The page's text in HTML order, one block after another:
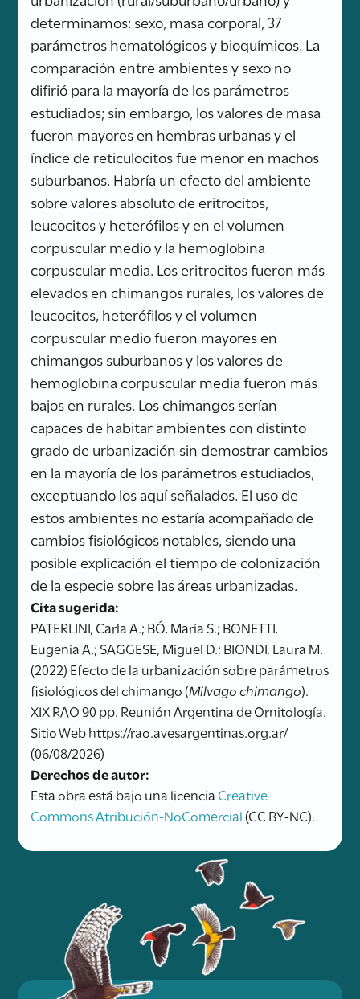
determinamos: sexo, masa corporal, 37
parámetros hematológicos y bioquímicos. La
comparación entre ambientes y sexo no
difirió para la mayoría de los parámetros
estudiados; sin embargo, los valores de masa
fueron mayores en hembras urbanas y el
índice de reticulocitos fue menor en machos
suburbanos. Habría un efecto del ambiente
sobre valores absoluto de eritrocitos,
leucocitos y heterófilos y en el volumen
corpuscular medio y la hemoglobina
corpuscular media. Los eritrocitos fueron más
elevados en chimangos rurales, los valores de
leucocitos, heterófilos y el volumen
corpuscular medio fueron mayores en
chimangos suburbanos y los valores de
hemoglobina corpuscular media fueron más
bajos en rurales. Los chimangos serían
capaces de habitar ambientes con distinto
grado de urbanización sin demostrar cambios
en la mayoría de los parámetros estudiados,
exceptuando los aquí señalados. El uso de
estos ambientes no estaría acompañado de
cambios fisiológicos notables, siendo una
posible explicación el tiempo de colonización
de la especie sobre las áreas urbanizadas.
Cita sugerida:
PATERLINI, Carla A.; BÓ, María S.; BONETTI,
Eugenia A.; SAGGESE, Miguel D.; BIONDI, Laura M.
(2022) Efecto de la urbanización sobre parámetros
fisiológicos del chimango (Milvago chimango).
XIX RAO 90 pp. Reunión Argentina de Ornitología.
Sitio Web https://rao.avesargentinas.org.ar/
(06/08/2026)
Derechos de autor:
Esta obra está bajo una licencia Creative
Commons Atribución-NoComercial(CC BY-NC).